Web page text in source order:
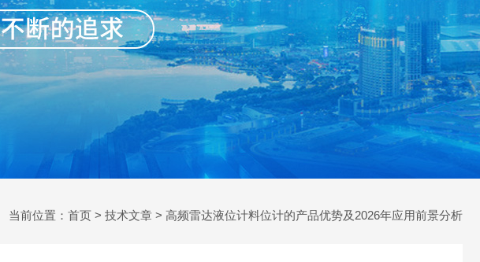
当前位置： 首页 > 技术文章 > 高频雷达液位计料位计的产品优势及2026年应用前景分析